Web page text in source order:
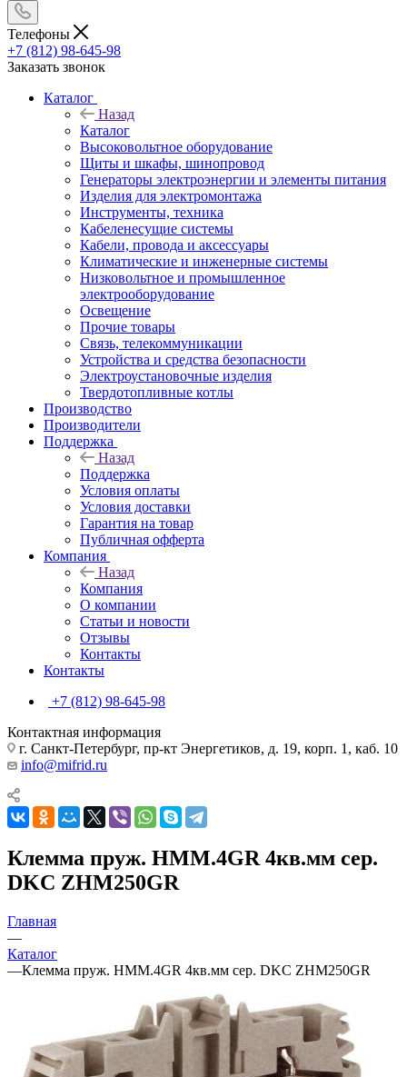
Телефоны
+7 (812) 98-645-98
Заказать звонок
Каталог
Назад
Каталог
Высоковольтное оборудование
Щиты и шкафы, шинопровод
Генераторы электроэнергии и элементы питания
Изделия для электромонтажа
Инструменты, техника
Кабеленесущие системы
Кабели, провода и аксессуары
Климатические и инженерные системы
Низковольтное и промышленное
электрооборудование
Освещение
Прочие товары
Связь, телекоммуникации
Устройства и средства безопасности
Электроустановочные изделия
Твердотопливные котлы
Производство
Производители
Поддержка
Назад
Поддержка
Условия оплаты
Условия доставки
Гарантия на товар
Публичная офферта
Компания
Назад
Компания
О компании
Статьи и новости
Отзывы
Контакты
Контакты
+7 (812) 98-645-98
Контактная информация
г. Санкт-Петербург, пр-кт Энергетиков, д. 19, корп. 1, каб. 10
info@mifrid.ru
Клемма пруж. HMM.4GR 4кв.мм сер.
DKC ZHM250GR
Главная
—
Каталог
—Клемма пруж. HMM.4GR 4кв.мм сер. DKC ZHM250GR